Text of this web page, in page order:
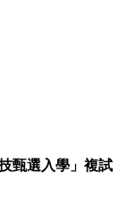
甄選入學」複試